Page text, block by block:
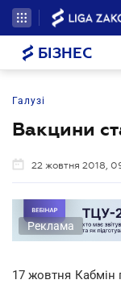
БІЗНЕС
Галузі
Вакцини
22 жовтня 2018,
Реклама
17 жовтня Кабмін